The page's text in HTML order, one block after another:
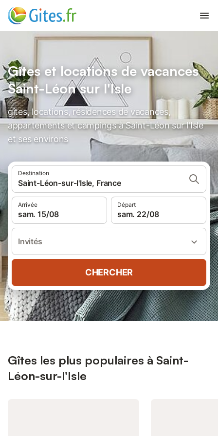
Gîtes et locations de vacances
Saint-Léon sur l'Isle
gîtes, locations, résidences de vacances,
appartements et campings à Saint-Léon sur l'Isle
et ses environs
Destination
Saint-Léon-sur-l'Isle, France
Arrivée
sam. 15/08
Départ
sam. 22/08
Invités
CHERCHER
Gîtes les plus populaires à Saint-
Léon-sur-l'Isle